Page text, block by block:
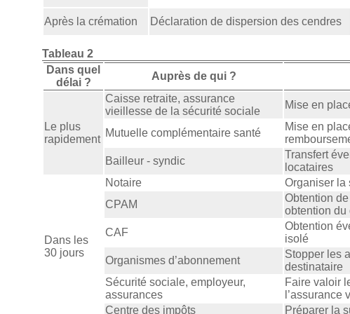
Après la crémation
Déclaration de dispersion des cendres
Tableau 2
Dans quel
délai ?
Auprès de qui ?
Le plus
rapidement
Caisse retraite, assurance
vieillesse de la sécurité sociale
Mise en
Mutuelle complémentaire santé
Mise en
Bailleur - syndic
Transfert
locataires
Dans les
30 jours
Notaire
Organiser la
CPAM
Obtention
obtention du
CAF
Obtention
isolé
Organismes d’abonnement
Stopper les
destinataire
Sécurité sociale, employeur,
assurances
Faire valoir
l’assurance
Centre des impôts
Préparer la